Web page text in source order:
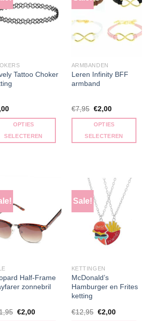
Tattoo Choker
OPTIES
SELECTEREN
ARMBANDEN
Leren Infinity BFF
armband
€7,95 Oorspronkelijke
was:
€2,00Huidige
is:
OPTIES
SELECTEREN
meerdere
variaties.
Deze
gekozen
de
productpagina
Half-Frame
zonnebril
Oorspronkelijke
€2,00Huidige
Sale!
KETTINGEN
McDonald’s
Hamburger en Frites
ketting
€12,95 Oorspronkelijke
€2,00Huidige